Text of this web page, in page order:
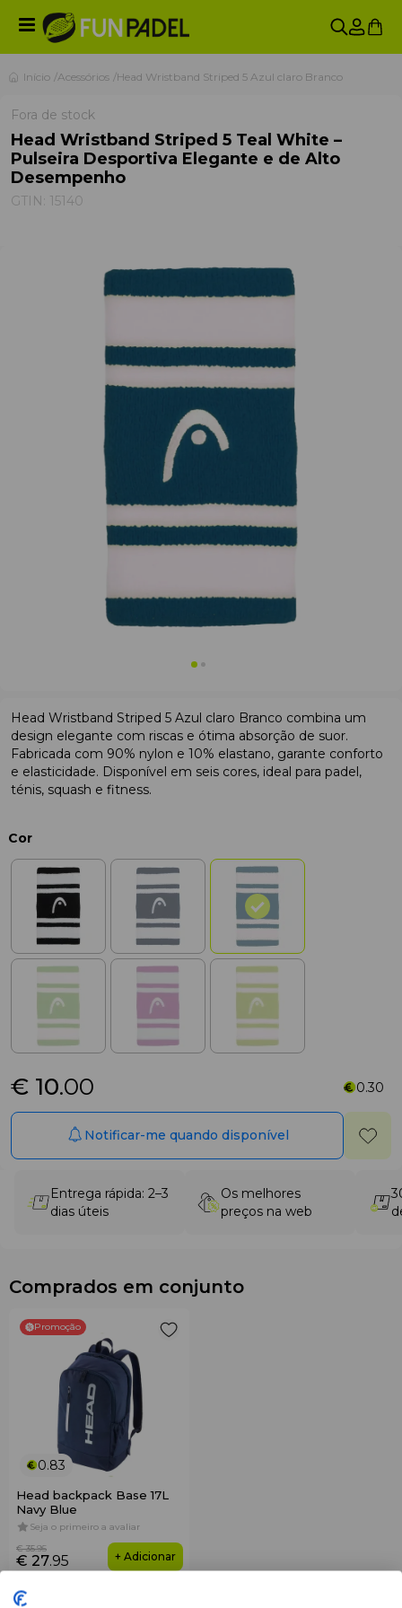
Início Acessórios Head Wristband Striped 5 Azul claro Branco
Fora de stock
Head Wristband Striped 5 Teal White –
Pulseira Desportiva Elegante e de Alto
Desempenho
GTIN: 15140
Head Wristband Striped 5 Azul claro Branco combina um
design elegante com riscas e ótima absorção de suor.
Fabricada com 90% nylon e 10% elastano, garante conforto
e elasticidade. Disponível em seis cores, ideal para padel,
ténis, squash e fitness.
Cor
€ 10.00 0.30
Notificar-me quando disponível
Entrega rápida: 2–3
dias úteis
Os melhores
preços na web
Comprados em conjunto
Promoção
0.83
Head backpack Base 17L
Navy Blue
Seja o primeiro a avaliar
€ 27.95
€ 35.95
+ Adicionar